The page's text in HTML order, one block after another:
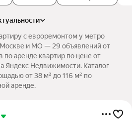
с евроремонтом у метро
Москве и МО — 29 объявлений от
по аренде квартир по цене от
Недвижимости. Каталог
от 38 м² до 116 м² по
аренде.